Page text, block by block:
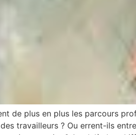
de plus en plus les parcours
travailleurs ? Ou errent-ils